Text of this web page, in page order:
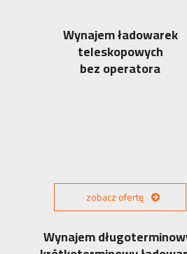
Wynajem ładowarek
teleskopowych
bez operatora
zobacz ofertę
Wynajem